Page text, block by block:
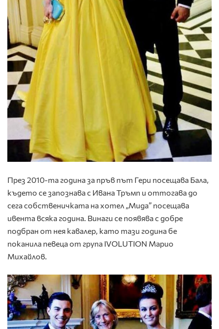
През 2010-та година за пръв път Гери посещава Бала,
където се запознава с Ивана Тръмп и оттогава до
сега собственичката на хотел „Мида” посещава
ивента всяка година. Винаги се появява с добре
подбран от нея кавалер, като тази година бе
поканила певеца от група IVOLUTION Марио
Михайлов.